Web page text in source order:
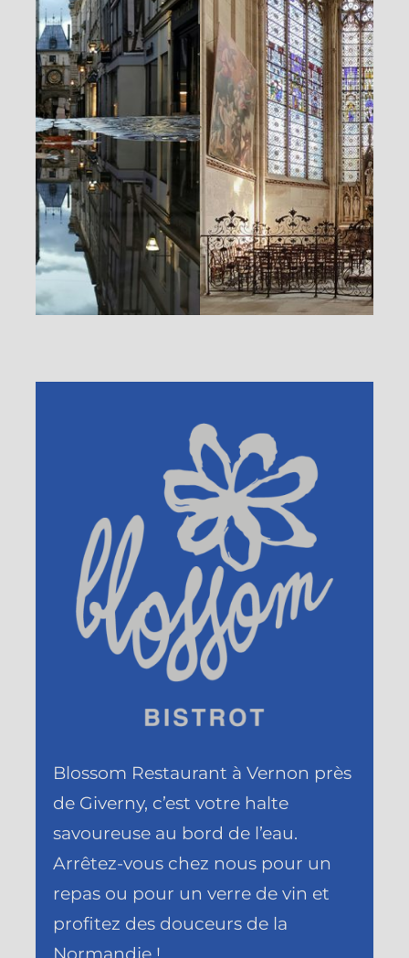
Blossom Restaurant à Vernon près
de Giverny, c’est votre halte
savoureuse au bord de l’eau.
Arrêtez-vous chez nous pour un
repas ou pour un verre de vin et
profitez des douceurs de la